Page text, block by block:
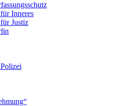
Inneres
Justiz